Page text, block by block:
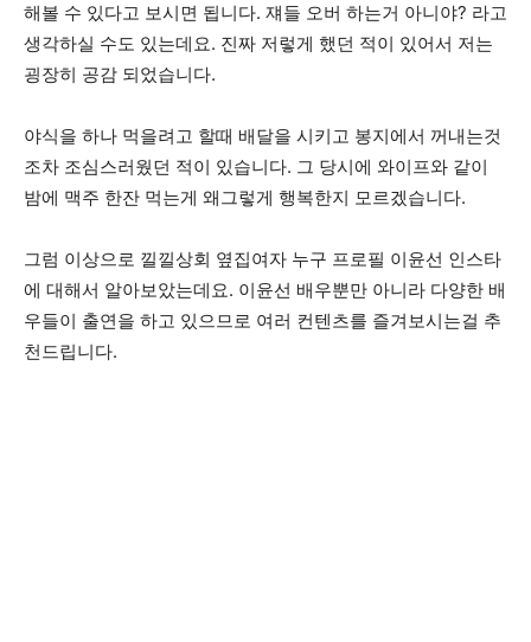
해볼 수 있다고 보시면 됩니다. 쟤들 오버 하는거 아니야? 라고
생각하실 수도 있는데요. 진짜 저렇게 했던 적이 있어서 저는
굉장히 공감 되었습니다.
야식을 하나 먹을려고 할때 배달을 시키고 봉지에서 꺼내는것
조차 조심스러웠던 적이 있습니다. 그 당시에 와이프와 같이
밤에 맥주 한잔 먹는게 왜그렇게 행복한지 모르겠습니다.
그럼 이상으로 낄낄상회 옆집여자 누구 프로필 이윤선 인스타
에 대해서 알아보았는데요. 이윤선 배우뿐만 아니라 다양한 배
우들이 출연을 하고 있으므로 여러 컨텐츠를 즐겨보시는걸 추
천드립니다.